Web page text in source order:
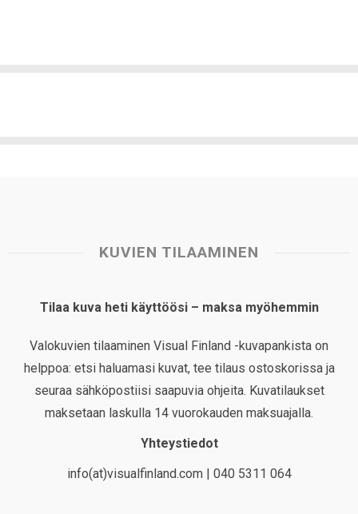
KUVIEN TILAAMINEN
Tilaa kuva heti käyttöösi – maksa myöhemmin
Valokuvien tilaaminen Visual Finland -kuvapankista on
helppoa: etsi haluamasi kuvat, tee tilaus ostoskorissa ja
seuraa sähköpostiisi saapuvia ohjeita. Kuvatilaukset
maksetaan laskulla 14 vuorokauden maksuajalla.
Yhteystiedot
info(at)visualfinland.com | 040 5311 064